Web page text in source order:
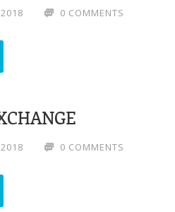
0 COMMENTS
0 COMMENTS